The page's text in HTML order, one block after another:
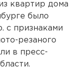
квартир дома
было
с признаками
резаного
в пресс-